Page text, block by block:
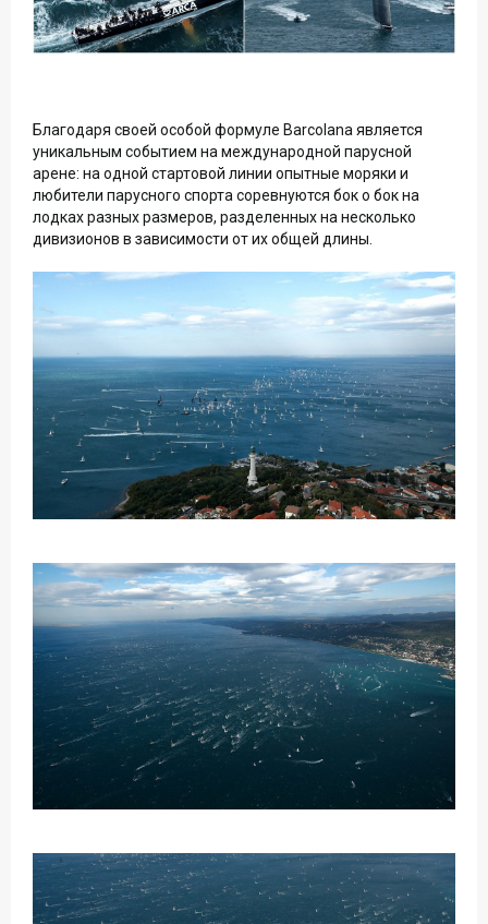
Благодаря своей особой формуле Barcolana является
уникальным событием на международной парусной
арене: на одной стартовой линии опытные моряки и
любители парусного спорта соревнуются бок о бок на
лодках разных размеров, разделенных на несколько
дивизионов в зависимости от их общей длины.